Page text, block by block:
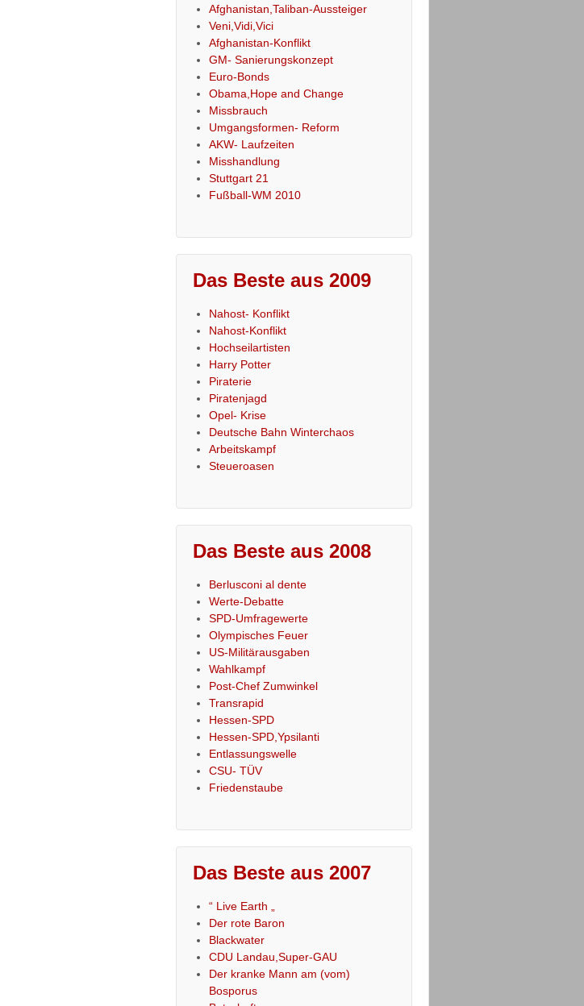
Afghanistan,Taliban-Aussteiger
Veni,Vidi,Vici
Afghanistan-Konflikt
GM- Sanierungskonzept
Euro-Bonds
Obama,Hope and Change
Missbrauch
Umgangsformen- Reform
AKW- Laufzeiten
Misshandlung
Stuttgart 21
Fußball-WM 2010
Das Beste aus 2009
Nahost- Konflikt
Nahost-Konflikt
Hochseilartisten
Harry Potter
Piraterie
Piratenjagd
Opel- Krise
Deutsche Bahn Winterchaos
Arbeitskampf
Steueroasen
Das Beste aus 2008
Berlusconi al dente
Werte-Debatte
SPD-Umfragewerte
Olympisches Feuer
US-Militärausgaben
Wahlkampf
Post-Chef Zumwinkel
Transrapid
Hessen-SPD
Hessen-SPD,Ypsilanti
Entlassungswelle
CSU- TÜV
Friedenstaube
Das Beste aus 2007
“ Live Earth „
Der rote Baron
Blackwater
CDU Landau,Super-GAU
Der kranke Mann am (vom)
Bosporus